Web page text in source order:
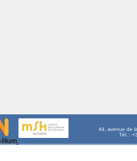
44, avenue de
Tél. :